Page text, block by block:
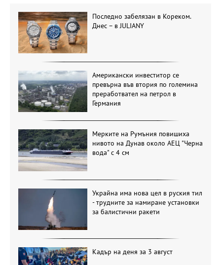
Последно забелязан в Кореком.
Днес – в JULIANY
Американски инвеститор се
превърна във втория по големина
преработвател на петрол в
Германия
Мерките на Румъния повишиха
нивото на Дунав около АЕЦ "Черна
вода" с 4 см
Украйна има нова цел в руския тил
- трудните за намиране установки
за балистични ракети
Кадър на деня за 3 август